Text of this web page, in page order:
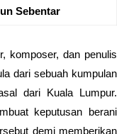
Sebentar
komposer, dan penulis
dari sebuah kumpulan
dari Kuala Lumpur.
keputusan berani
demi memberikan